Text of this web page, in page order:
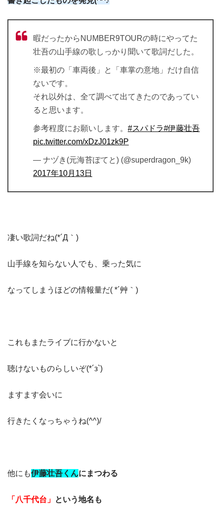
暇だったからNUMBER9TOURの時にやってた
壮吾の山手線の歌しっかり聞いて歌詞だした。
※最初の「車両後」と「車掌の意地」だけ自信
ないです。
それ以外は、全て調べて出てきたのであってい
ると思います。
参考程度にお願いします。 #スパドラ#伊藤壮吾
pic.twitter.com/xDzJ01zk9P
— ナヅき(元海苔ぽてと) (@superdragon_9k)
2017年10月13日
凄い歌詞だね(*´Д｀)
山手線を知らない人でも、乗った気に
なってしまうほどの情報量だ( *´艸｀)
これもまたライブに行かないと
聴けないものらしいぞ(*´з`)
ますます会いに
行きたくなっちゃうね(^^)/
他にも伊藤壮吾くんにまつわる
「八千代台」 という地名も